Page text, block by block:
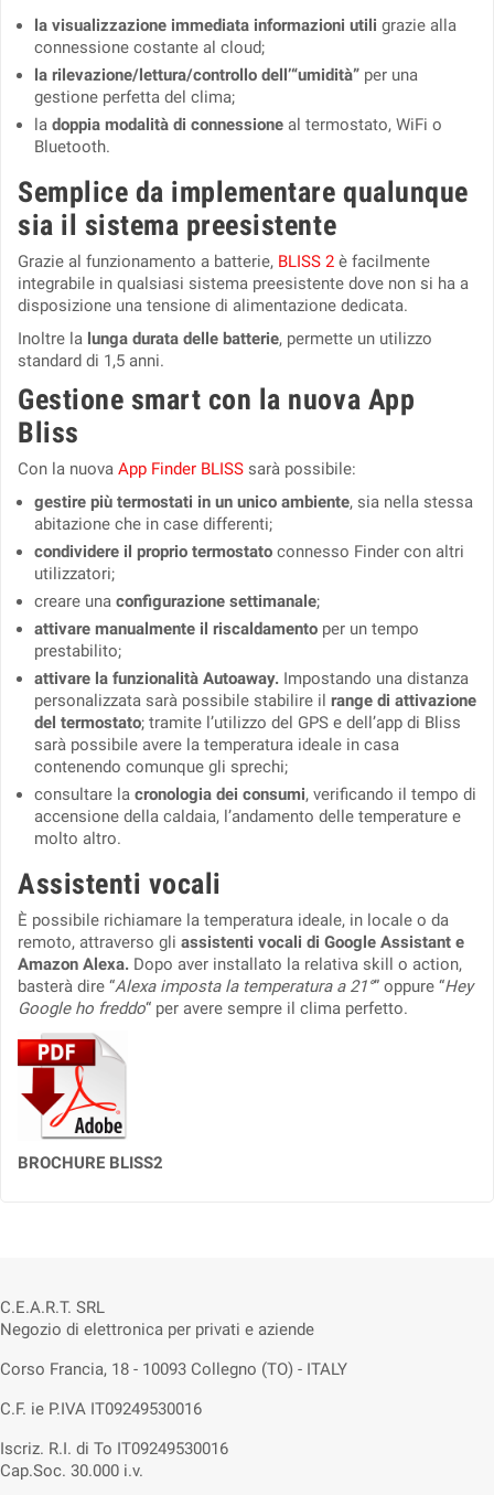
la visualizzazione immediata informazioni utili grazie alla
connessione costante al cloud;
la rilevazione/lettura/controllo dell’“umidità” per una
gestione perfetta del clima;
la doppia modalità di connessione al termostato, WiFi o
Bluetooth.
Semplice da implementare qualunque
sia il sistema preesistente
Grazie al funzionamento a batterie, BLISS 2 è facilmente
integrabile in qualsiasi sistema preesistente dove non si ha a
disposizione una tensione di alimentazione dedicata.
Inoltre la lunga durata delle batterie, permette un utilizzo
standard di 1,5 anni.
Gestione smart con la nuova App
Bliss
Con la nuova App Finder BLISS sarà possibile:
gestire più termostati in un unico ambiente, sia nella stessa
abitazione che in case differenti;
condividere il proprio termostato connesso Finder con altri
utilizzatori;
creare una configurazione settimanale;
attivare manualmente il riscaldamento per un tempo
prestabilito;
attivare la funzionalità Autoaway. Impostando una distanza
personalizzata sarà possibile stabilire il range di attivazione
del termostato; tramite l’utilizzo del GPS e dell’app di Bliss
sarà possibile avere la temperatura ideale in casa
contenendo comunque gli sprechi;
consultare la cronologia dei consumi, verificando il tempo di
accensione della caldaia, l’andamento delle temperature e
molto altro.
Assistenti vocali
È possibile richiamare la temperatura ideale, in locale o da
remoto, attraverso gli assistenti vocali di Google Assistant e
Amazon Alexa. Dopo aver installato la relativa skill o action,
basterà dire “Alexa imposta la temperatura a 21°” oppure “Hey
Google ho freddo“ per avere sempre il clima perfetto.
BROCHURE BLISS2
C.E.A.R.T. SRL
Negozio di elettronica per privati e aziende
Corso Francia, 18 - 10093 Collegno (TO) - ITALY
C.F. ie P.IVA IT09249530016
Iscriz. R.I. di To IT09249530016
Cap.Soc. 30.000 i.v.